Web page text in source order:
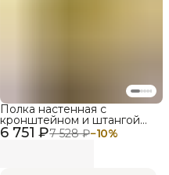
6 751 ₽7 528 ₽−10%
Полка настенная с
кронштейном и штангой
LIGROOM LIGHT,
604х412х485, Белый, Дуб